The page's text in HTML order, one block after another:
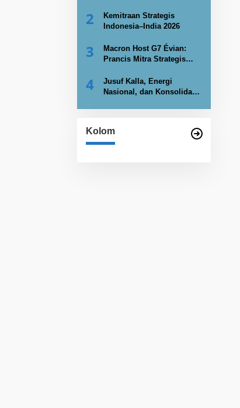
2
Kemitraan Strategis
Indonesia–India 2026
3
Macron Host G7 Évian:
Prancis Mitra Strategis
Nuklir
4
Jusuf Kalla, Energi
Nasional, dan Konsolidasi
Kolom